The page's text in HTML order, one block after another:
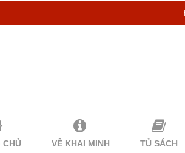
CHỦ VỀ KHAI MINH TỦ SÁCH